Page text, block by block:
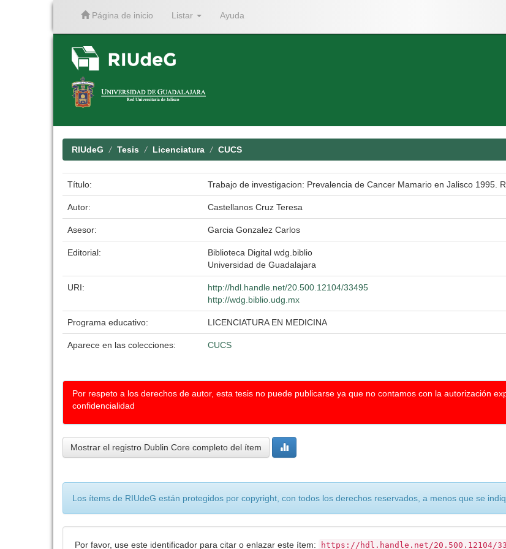
Página de inicio Listar Ayuda
RIUdeG Tesis Licenciatura CUCS
Título: Trabajo de investigacion: Prevalencia de Cancer Mamario en Jalisco 1995.
Autor: Castellanos Cruz Teresa
Asesor: Garcia Gonzalez Carlos
Editorial:
Biblioteca Digital wdg.biblio
Universidad de Guadalajara
URI:
http://hdl.handle.net/20.500.12104/33495
http://wdg.biblio.udg.mx
Programa educativo: LICENCIATURA EN MEDICINA
Aparece en las colecciones: CUCS
Por respeto a los derechos de autor, esta tesis no puede publicarse ya que no contamos con la autorización
confidencialidad
Mostrar el registro Dublin Core completo del ítem
Los ítems de RIUdeG están protegidos por copyright, con todos los derechos reservados, a menos que se
Por favor, use este identificador para citar o enlazar este ítem: https://hdl.handle.net/20.500.12104/